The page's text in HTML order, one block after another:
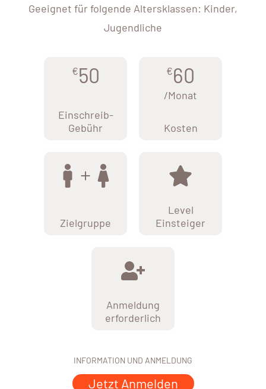
Geeignet für folgende Altersklassen: Kinder,
Jugendliche
€50
Einschreib-
Gebühr
€60
/Monat
Kosten
Zielgruppe
Level
Einsteiger
Anmeldung
erforderlich
INFORMATION UND ANMELDUNG
Jetzt Anmelden